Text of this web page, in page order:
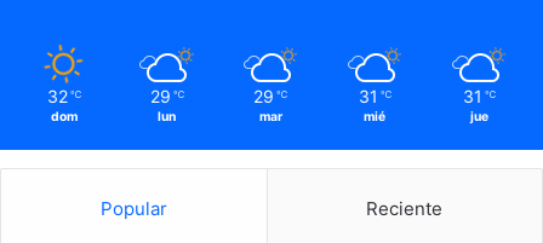
32 ℃
dom
29 ℃
lun
29 ℃
mar
31 ℃
mié
31 ℃
jue
Popular Reciente